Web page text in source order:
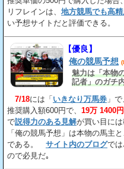
リフレインは、 地方競馬でも高
い予想サイトだと評価できる。
【優良】
俺の競馬予想
魅力は「本物
記者」のガチ
7/18には「 いきなり万馬券 」で
推奨購入額600円で、 19万 1400円
で説得力のある見解が買い目には
「俺の競馬予想」は本物の馬主
である。 サイト内のブログで
ので必見だ｡